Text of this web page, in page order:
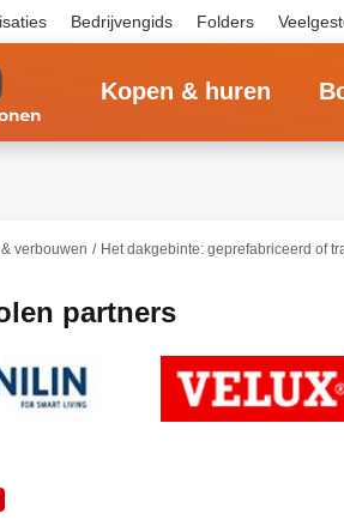
Bedrijvengids Folders
Kopen & huren
verbouwen Het dakgebinte: geprefabriceerd of
partners